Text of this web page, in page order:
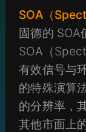
SOA（
固德的 SOA
SOA（
有效信号与
的特殊演算
的分辨率，
其他市面上